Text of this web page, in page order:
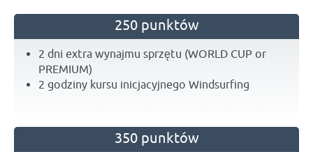
250 punktów
2 dni extra wynajmu sprzętu (WORLD CUP or
PREMIUM)
2 godziny kursu inicjacyjnego Windsurfing
350 punktów